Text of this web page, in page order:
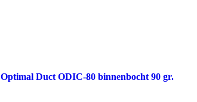
Optimal Duct ODIC-80 binnenbocht 90 gr.